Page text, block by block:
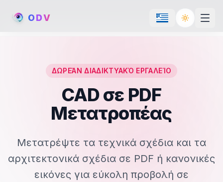
ODV Toggle
ΔΩΡΕΆΝ ΔΙΑΔΙΚΤΥΑΚΌ ΕΡΓΑΛΕΊΟ
CAD σε PDF
Μετατροπέας
Μετατρέψτε τα τεχνικά σχέδια και τα
αρχιτεκτονικά σχέδια σε PDF ή κανονικές
εικόνες για εύκολη προβολή σε